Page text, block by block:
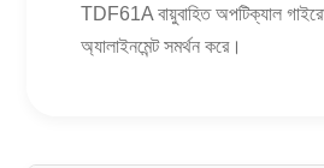
TDF61A বায়ুবাহিত অপটিক্যাল
অ্যালাইনমেন্ট সমর্থন করে।